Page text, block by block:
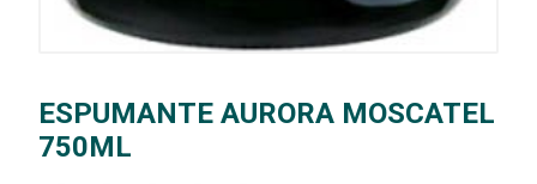
ESPUMANTE AURORA MOSCATEL
750ML